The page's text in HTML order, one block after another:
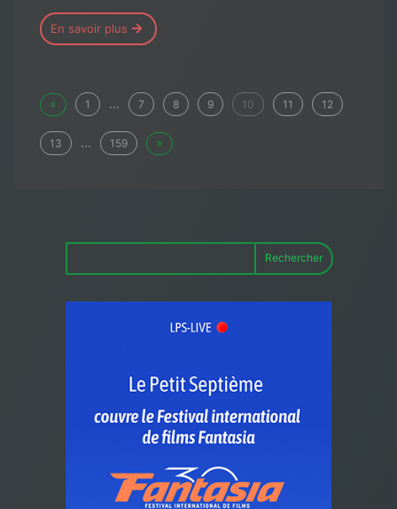
En savoir plus
« 1 ... 7 8 9 10 11 12
13 ... 159 »
Rechercher